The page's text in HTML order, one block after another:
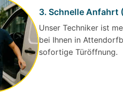
3. Schnelle Anfahrt
Unser Techniker ist
bei Ihnen in
sofortige Türöffnung.